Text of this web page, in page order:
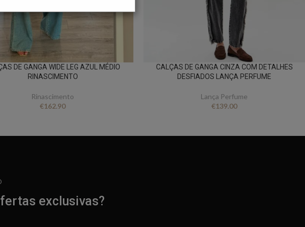
DE GANGA WIDE LEG AZUL MÉDIO
RINASCIMENTO
Rinascimento
€162.90
CALÇAS DE GANGA CINZA COM DETALHES
DESFIADOS LANÇA PERFUME
Lança Perfume
€139.00
exclusivas?